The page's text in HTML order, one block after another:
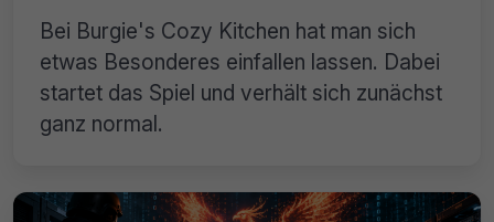
Bei Burgie's Cozy Kitchen hat man sich
etwas Besonderes einfallen lassen. Dabei
startet das Spiel und verhält sich zunächst
ganz normal.